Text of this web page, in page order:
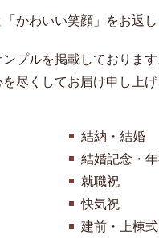
かわいい笑顔」をお返し
プルを掲載しておりま
尽くしてお届け申し上げ
結納・結婚
結婚記念・
就職祝
快気祝
建前・上棟式